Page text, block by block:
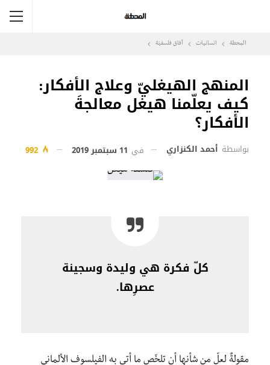
المحطة انسانيات آفاق فلسفيّة‎
المنهج الهيغليّ وعلاج الأفكار:
كيف يعلّمنا هيغل معالجةَ
الأفكار؟
بواسطة أحمد الكنزاري في 11 سبتمبر 2019
كلّ فكرة هي وليدة وسجينة
عصرِها.
مقولةٌ لعلّ من شأنها أن تلخّص ما أتى به الفيلسوف الألماني